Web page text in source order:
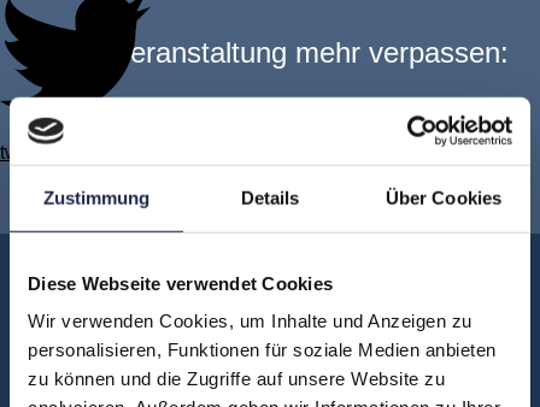
Zustimmung Details Über Cookies
Diese Webseite verwendet Cookies
Wir verwenden Cookies, um Inhalte und Anzeigen zu
personalisieren, Funktionen für soziale Medien anbieten
zu können und die Zugriffe auf unsere Website zu
twittern
Keine Veranstaltung mehr verpassen:
MVFP Akademie
Newsletter anmelden!
Akademie
Über uns
FAQ
Unsere Experten